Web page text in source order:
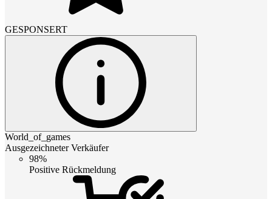
GESPONSERT
World_of_games
Ausgezeichneter Verkäufer
98%
Positive Rückmeldung